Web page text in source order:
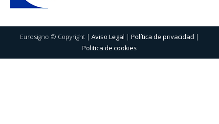
Eurosigno © Copyright | Aviso Legal | Política de privacidad |
Politica de cookies